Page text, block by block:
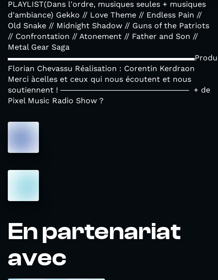
PLAYLIST(Dans l'ordre, musiques seules + musiques
d'ambiance) Gekko // Love Theme // Endless Pain //
Old Snake // Midnight Shadow // Guns of the Patriots
// Confrontation // Atonement // Father and Son //
Metal Gear Saga
Florian Chevassu Réalisation : Corentin Kerdraon
Merci àcelles et ceux qui nous écoutent et nous
soutiennent ! ──────────────────────── + de
Pixel Music Radio Show ?
En partenariat
avec